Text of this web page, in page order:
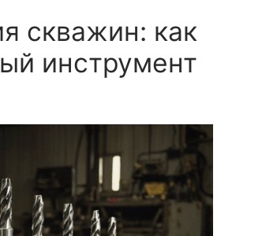
скважин: как
инструмент